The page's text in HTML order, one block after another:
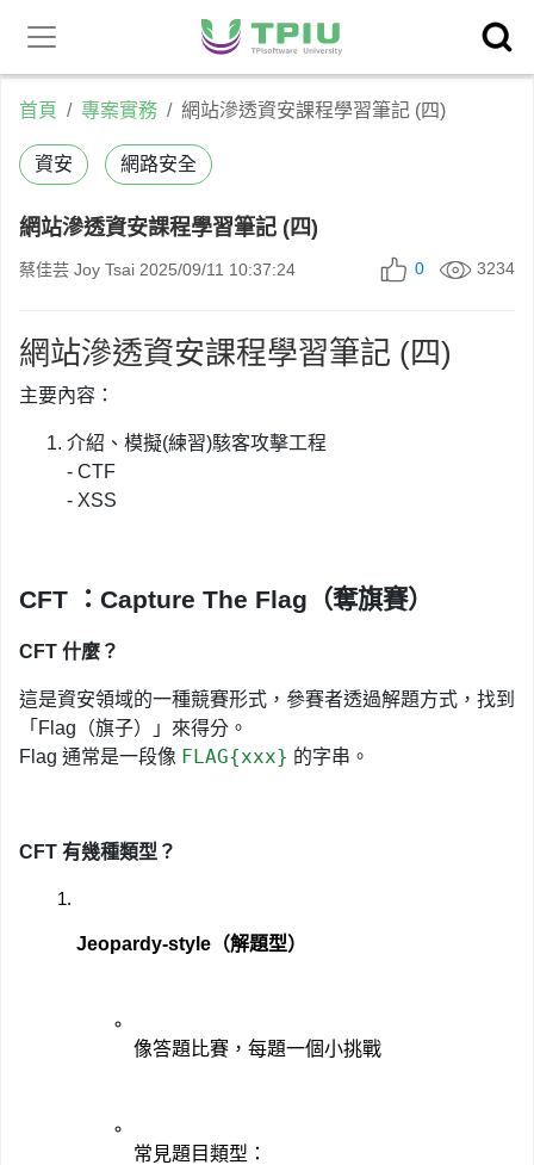
網
產品中心
首頁 專案實務 網站滲透資安課程學習筆記 (四)
資安 網路安全
網站滲透資安課程學習筆記 (四)
蔡佳芸 Joy Tsai 2025/09/11 10:37:24 0 3234
網站滲透資安課程學習筆記 (四)
主要內容：
介紹、模擬(練習)駭客攻擊工程
- CTF
- XSS
CFT ： Capture The Flag（奪旗賽）
CFT 什麼？
這是資安領域的一種競賽形式，參賽者透過解題方式，找到
「Flag（旗子）」來得分。
Flag 通常是一段像 FLAG{xxx} 的字串。
CFT 有幾種類型？
Jeopardy-style（解題型）
像答題比賽，每題一個小挑戰
常見題目類型：